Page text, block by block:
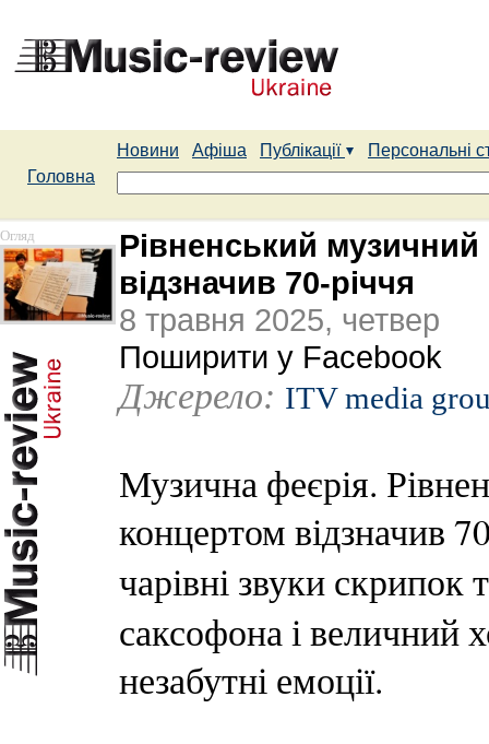
Новини Афіша Публікації
Персональні
Головна
Огляд
Рівненський
відзначив 70-річчя
8 травня 2025, четвер
Поширити у Facebook
Джерело: ITV media
Музична феєрія.
концертом відзначив
чарівні звуки скрипок
саксофона і величний
незабутні емоції.